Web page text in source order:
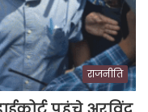
राजनीति